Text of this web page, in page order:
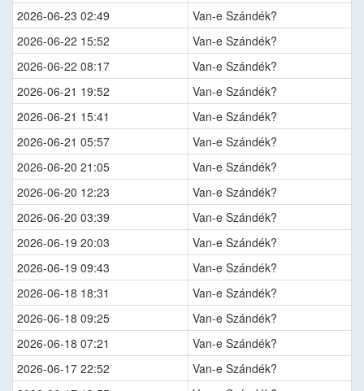
2026-06-23 02:49
Van-e Szándék?
2026-06-22 15:52
Van-e Szándék?
2026-06-22 08:17
Van-e Szándék?
2026-06-21 19:52
Van-e Szándék?
2026-06-21 15:41
Van-e Szándék?
2026-06-21 05:57
Van-e Szándék?
2026-06-20 21:05
Van-e Szándék?
2026-06-20 12:23
Van-e Szándék?
2026-06-20 03:39
Van-e Szándék?
2026-06-19 20:03
Van-e Szándék?
2026-06-19 09:43
Van-e Szándék?
2026-06-18 18:31
Van-e Szándék?
2026-06-18 09:25
Van-e Szándék?
2026-06-18 07:21
Van-e Szándék?
2026-06-17 22:52
Van-e Szándék?